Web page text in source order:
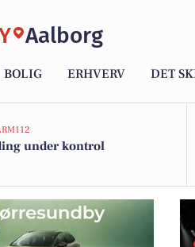
Aalborg
BOLIG ERHVERV DET
under kontrol